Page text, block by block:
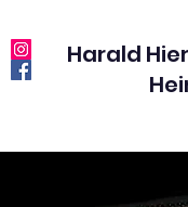
Harald